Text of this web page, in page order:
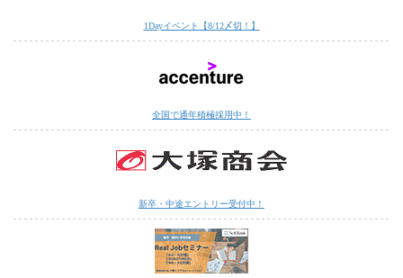
1Dayイベント【8/12〆切！】
全国で通年積極採用中！
新卒・中途エントリー受付中！